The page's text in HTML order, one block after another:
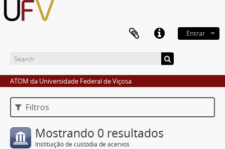
Entrar
ATOM da Universidade Federal de Viçosa
Filtros
Mostrando 0 resultados
Instituição de custódia de acervos